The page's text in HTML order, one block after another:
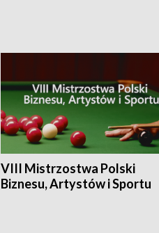
VIII Mistrzostwa Polski
Biznesu, Artystów i Sportu